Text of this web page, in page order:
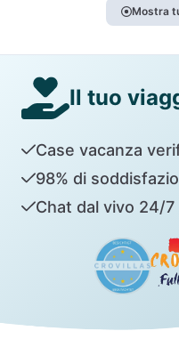
Mostra
Il tuo
Case vacanza
98% di
Chat dal vivo 24/7